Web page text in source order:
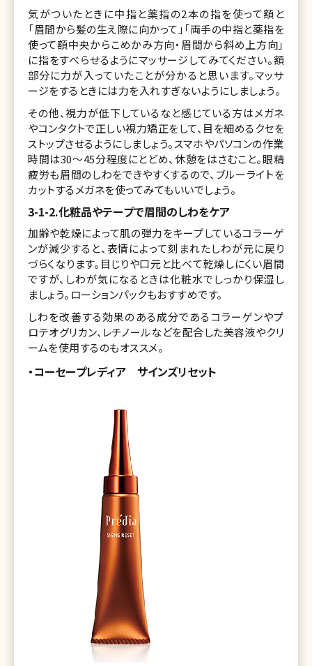
気がついたときに中指と薬指の2本の指を使って額と
「眉間から髪の生え際に向かって」「両手の中指と薬指を
使って額中央からこめかみ方向・眉間から斜め上方向」
に指をすべらせるようにマッサージしてみてください。額
部分に力が入っていたことが分かると思います。マッサ
ージをするときには力を入れすぎないようにしましょう。
その他、視力が低下しているなと感じている方はメガネ
やコンタクトで正しい視力矯正をして、目を細めるクセを
ストップさせるようにしましょう。スマホやパソコンの作業
時間は30～45分程度にとどめ、休憩をはさむこと。眼精
疲労も眉間のしわをできやすくするので、ブルーライトを
カットするメガネを使ってみてもいいでしょう。
3-1-2.化粧品やテープで眉間のしわをケア
加齢や乾燥によって肌の弾力をキープしているコラーゲ
ンが減少すると、表情によって刻まれたしわが元に戻り
づらくなります。目じりや口元と比べて乾燥しにくい眉間
ですが、しわが気になるときは化粧水でしっかり保湿し
ましょう。ローションパックもおすすめです。
しわを改善する効果のある成分であるコラーゲンやプ
ロテオグリカン、レチノールなどを配合した美容液やクリ
ームを使用するのもオススメ。
・コーセープレディア サインズリセット